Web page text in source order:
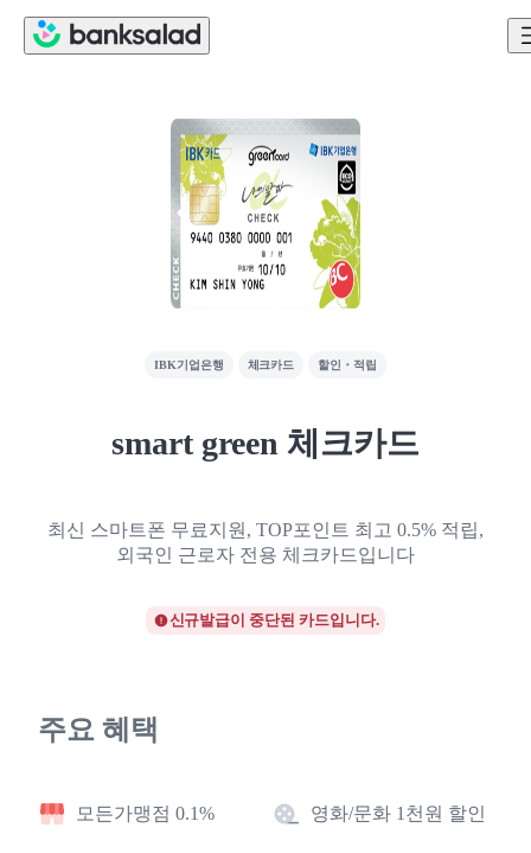
IBK기업은행 체크카드 할인・적립
smart green 체크카드
최신 스마트폰 무료지원, TOP포인트 최고 0.5% 적립,
외국인 근로자 전용 체크카드입니다
신규발급이 중단된 카드입니다.
주요 혜택
모든가맹점 0.1% 영화/문화 1천원 할인